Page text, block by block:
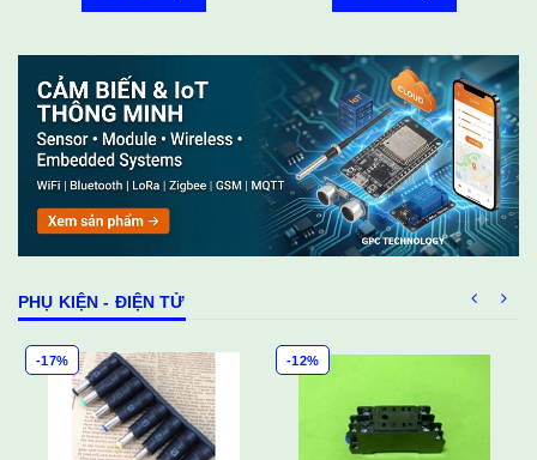
PHỤ KIỆN - ĐIỆN TỬ
-17% -12%